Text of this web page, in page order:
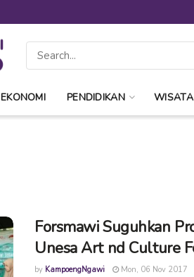
EKONOMI PENDIDIKAN WISATA
Forsmawi Suguhkan
Unesa Art nd Culture
by KampoengNgawi Mon, 06 Nov 2017